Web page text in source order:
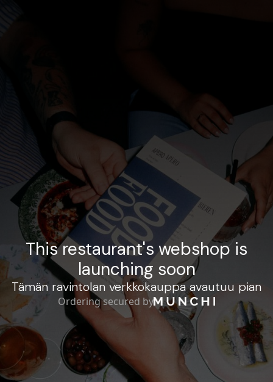
This restaurant's webshop is
launching soon
Tämän ravintolan verkkokauppa avautuu pian
Ordering secured by